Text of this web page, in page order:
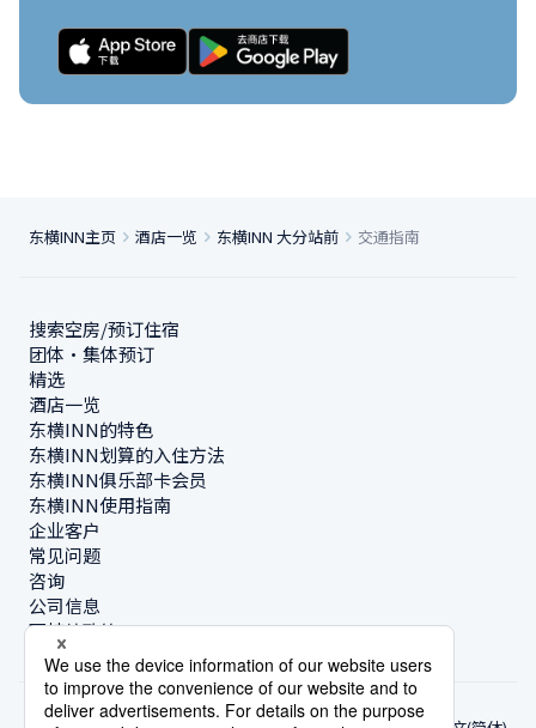
东横INN主页 酒店一览 东横INN 大分站前 交通指南
搜索空房/预订住宿
团体・集体预订
精选
酒店一览
东横INN的特色
东横INN划算的入住方法
东横INN俱乐部卡会员
东横INN使用指南
企业客户
常见问题
咨询
公司信息
可持续政策